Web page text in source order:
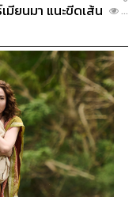
มียนมา แนะขีดเส้น
...